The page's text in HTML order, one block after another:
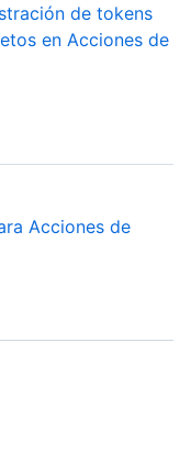
de tokens
en Acciones de
Acciones de